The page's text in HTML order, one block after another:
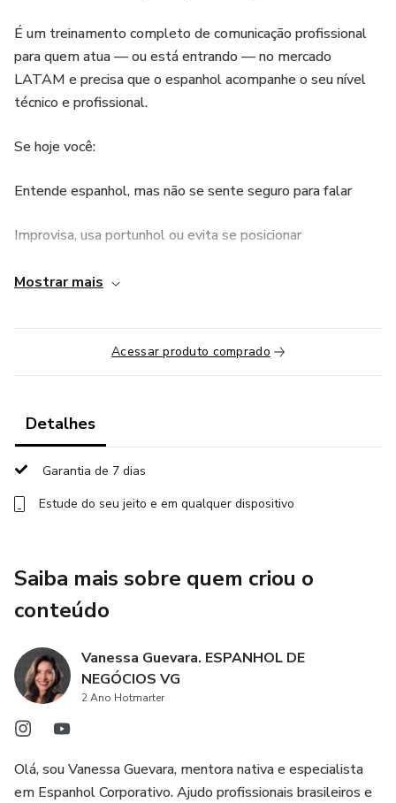
É um treinamento completo de comunicação profissional
para quem atua — ou está entrando — no mercado
LATAM e precisa que o espanhol acompanhe o seu nível
técnico e profissional.
Se hoje você:
Entende espanhol, mas não se sente seguro para falar
Improvisa, usa portunhol ou evita se posicionar
Sente que sua experiência e conhecimento não aparecem
Precisa lidar com reuniões, mensagens, apresentações ou
Este curso foi criado para resolver exatamente isso.
espanhol corporativo, com foco em situações reais do dia a
dia profissional. O conteúdo vai além da reunião: trabalha
mercado LATAM.
O que você vai conquistar:
✔️ Mais segurança e clareza para se expressar
✔️ Organização de pensamento antes de falar
ambiente corporativo
Mostrar mais
Acessar produto comprado
Detalhes
Garantia de 7 dias
Estude do seu jeito e em qualquer dispositivo
Saiba mais sobre quem criou o
conteúdo
Vanessa Guevara. ESPANHOL DE
NEGÓCIOS VG
2 Ano Hotmarter
Olá, sou Vanessa Guevara, mentora nativa e especialista
em Espanhol Corporativo. Ajudo profissionais brasileiros e